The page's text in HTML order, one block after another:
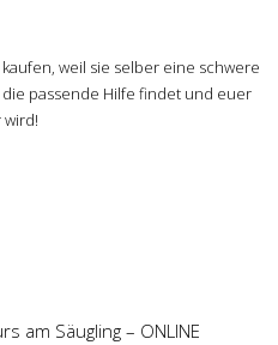
weil sie selber eine schwere
passende Hilfe findet und euer
am Säugling – ONLINE